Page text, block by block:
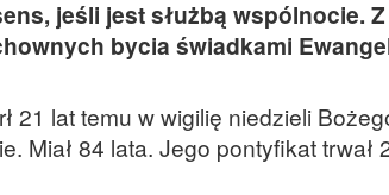
jeśli jest służbą wspólnocie.
bycia świadkami
21 lat temu w wigilię niedzieli
Miał 84 lata. Jego pontyfikat trwał